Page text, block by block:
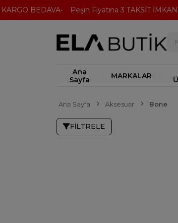
BEDAVA Peşin Fiyatına 3 TAKSİT
Ana
Sayfa
MARKALAR
Ana Sayfa Aksesuar Bone
FILTRELE